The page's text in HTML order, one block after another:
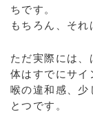
ちです。
もちろん、それ
ただ実際には
体はすでにサイ
喉の違和感、少
とつです。